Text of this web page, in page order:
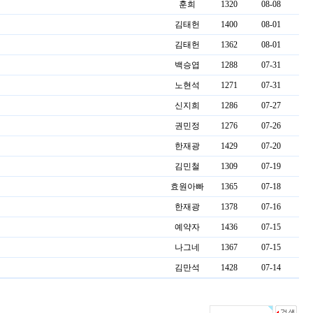
훈희 1320 08-08
김태헌 1400 08-01
김태헌 1362 08-01
백승엽 1288 07-31
노현석 1271 07-31
신지희 1286 07-27
권민정 1276 07-26
한재광 1429 07-20
김민철 1309 07-19
효원아빠 1365 07-18
한재광 1378 07-16
예약자 1436 07-15
나그네 1367 07-15
김만석 1428 07-14